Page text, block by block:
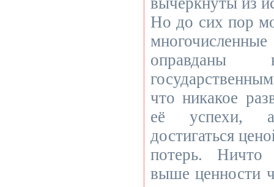
Но до сих пор
оправданы
что никакое
её успехи,
достигаться
потерь. Ничто
выше ценности